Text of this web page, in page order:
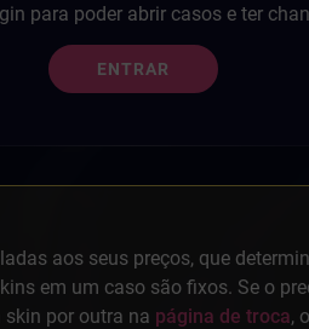
para poder abrir casos e ter
ENTRAR
aos seus preços, que
em um caso são fixos. Se o
skin por outra na página de troca,